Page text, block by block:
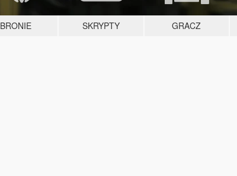
BRONIE SKRYPTY GRACZ